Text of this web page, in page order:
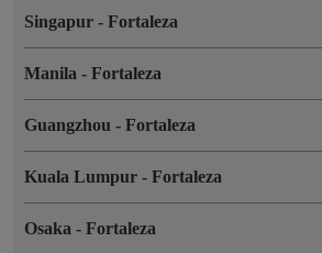
Singapur - Fortaleza
Manila - Fortaleza
Guangzhou - Fortaleza
Kuala Lumpur - Fortaleza
Osaka - Fortaleza